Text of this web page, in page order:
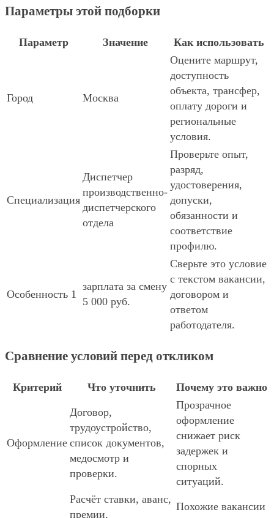
Параметры этой подборки
Параметр Значение Как использовать
Город Москва
Оцените маршрут,
доступность
объекта, трансфер,
оплату дороги и
региональные
условия.
Специализация
Диспетчер
производственно-
диспетчерского
отдела
Проверьте опыт,
разряд,
удостоверения,
допуски,
обязанности и
соответствие
профилю.
Особенность 1
зарплата за смену
5 000 руб.
Сверьте это условие
с текстом вакансии,
договором и
ответом
работодателя.
Сравнение условий перед откликом
Критерий Что уточнить Почему это важно
Оформление
Договор,
трудоустройство,
список документов,
медосмотр и
проверки.
Прозрачное
оформление
снижает риск
задержек и
спорных
ситуаций.
Расчёт ставки, аванс,
премии,
Похожие вакансии